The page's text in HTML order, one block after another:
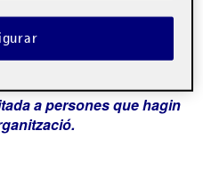
a persones que hagin